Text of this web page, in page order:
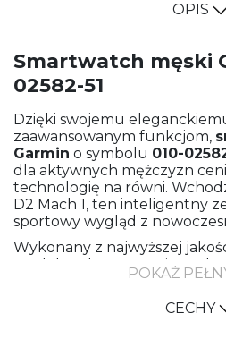
OPIS
Smartwatch męski
02582-51
Dzięki swojemu
zaawansowanym funkcjom,
Garmin o symbolu 010-
dla aktywnych mężczyzn
technologię na równi.
D2 Mach 1, ten inteligentny
sportowy wygląd z
Wykonany z najwyższej
model zachwyca swoim
Bransoleta z tytanu zapewnia
lekkość, natomiast koperta z
zegarkowi nowoczesności i
POKAŻ
CECHY